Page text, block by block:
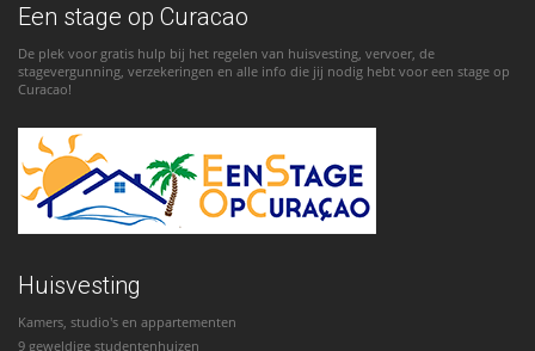
Een stage op Curacao
De plek voor gratis hulp bij het regelen van huisvesting, vervoer, de
stagevergunning, verzekeringen en alle info die jij nodig hebt voor een stage op
Curacao!
Huisvesting
Kamers, studio's en appartementen
9 geweldige studentenhuizen